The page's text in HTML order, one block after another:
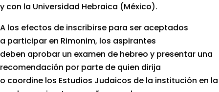
y con la Universidad Hebraica (México).
A los efectos de inscribirse para ser aceptados
a participar en Rimonim, los aspirantes
deben aprobar un examen de hebreo y presentar una
recomendación por parte de quien dirija
o coordine los Estudios Judaicos de la institución en la